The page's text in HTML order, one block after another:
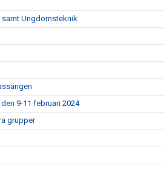
samt Ungdomsteknik
9-11 februari 2024
grupper